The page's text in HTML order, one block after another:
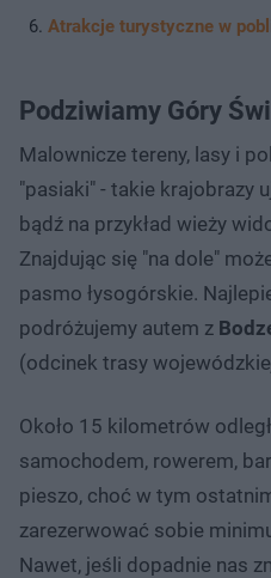
Atrakcje turystyczne w
Podziwiamy Góry
Malownicze tereny, lasy i
"pasiaki" - takie krajobrazy
bądź na przykład wieży
Znajdując się "na dole"
pasmo łysogórskie.
podróżujemy autem z
(odcinek trasy
Około 15 kilometrów
samochodem, rowerem,
pieszo, choć w tym
zarezerwować sobie
Nawet, jeśli dopadnie nas